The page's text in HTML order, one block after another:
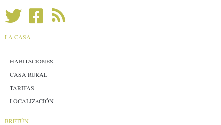
LA CASA
HABITACIONES
CASA RURAL
TARIFAS
LOCALIZACIÓN
BRETÚN